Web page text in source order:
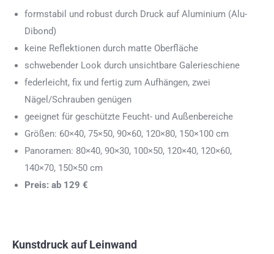
formstabil und robust durch Druck auf Aluminium (Alu-
Dibond)
keine Reflektionen durch matte Oberfläche
schwebender Look durch unsichtbare Galerieschiene
federleicht, fix und fertig zum Aufhängen, zwei
Nägel/Schrauben genügen
geeignet für geschützte Feucht- und Außenbereiche
Größen: 60×40, 75×50, 90×60, 120×80, 150×100 cm
Panoramen: 80×40, 90×30, 100×50, 120×40, 120×60,
140×70, 150×50 cm
Preis: ab 129 €
Kunstdruck auf Leinwand